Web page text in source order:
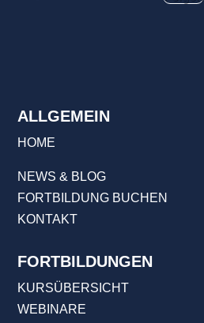
ALLGEMEIN
HOME
NEWS & BLOG
FORTBILDUNG BUCHEN
KONTAKT
FORTBILDUNGEN
KURSÜBERSICHT
WEBINARE